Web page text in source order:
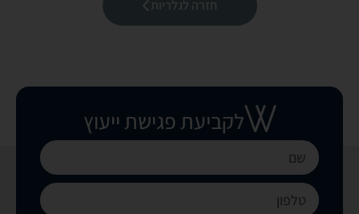
חזרה לגלריות
לקביעת פגישת ייעוץ